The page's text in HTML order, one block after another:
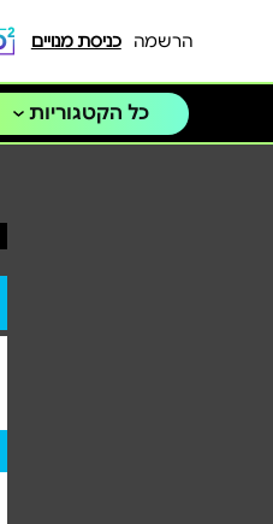
הרשמה כניסת מנויים
כל הקטגוריות